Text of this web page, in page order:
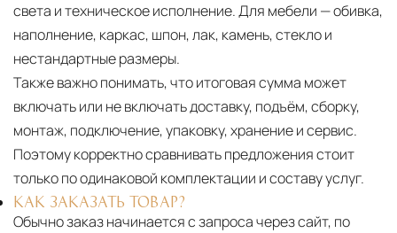
света и техническое исполнение. Для мебели — обивка,
наполнение, каркас, шпон, лак, камень, стекло и
нестандартные размеры.
Также важно понимать, что итоговая сумма может
включать или не включать доставку, подъём, сборку,
монтаж, подключение, упаковку, хранение и сервис.
Поэтому корректно сравнивать предложения стоит
только по одинаковой комплектации и составу услуг.
КАК ЗАКАЗАТЬ ТОВАР?
Обычно заказ начинается с запроса через сайт, по